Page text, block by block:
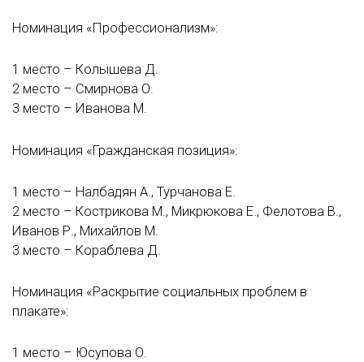
Номинация «Профессионализм»:
1 место – Колышева Д.
2 место – Смирнова О.
3 место – Иванова М.
Номинация «Гражданская позиция»:
1 место – Налбадян А., Турчанова Е.
2 место – Кострикова М., Микрюкова Е., Фелотова В.,
Иванов Р., Михайлов М.
3 место – Кораблева Д.
Номинация «Раскрытие социальных проблем в
плакате»:
1 место – Юсупова О.